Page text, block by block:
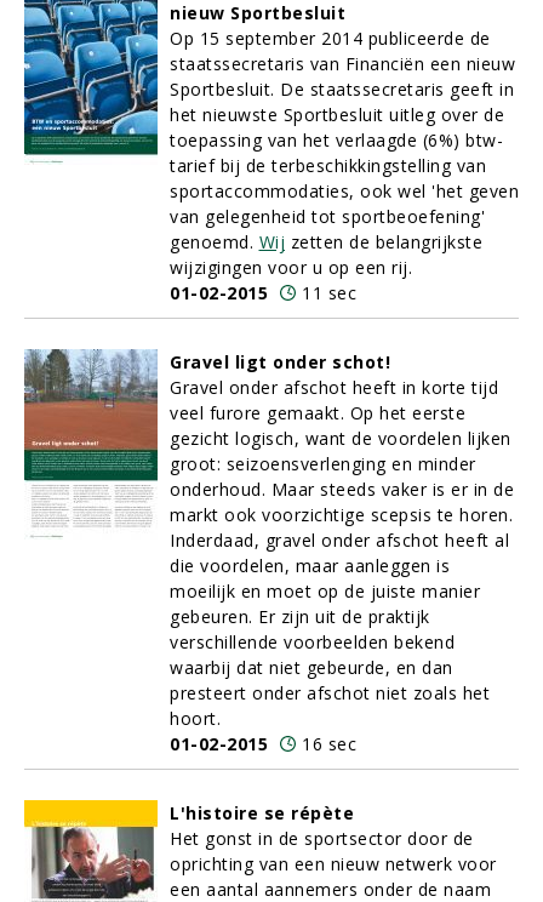
nieuw Sportbesluit
Op 15 september 2014 publiceerde de
staatssecretaris van Financiën een nieuw
Sportbesluit. De staatssecretaris geeft in
het nieuwste Sportbesluit uitleg over de
toepassing van het verlaagde (6%) btw-
tarief bij de terbeschikkingstelling van
sportaccommodaties, ook wel 'het geven
van gelegenheid tot sportbeoefening'
genoemd. Wij zetten de belangrijkste
wijzigingen voor u op een rij.
01-02-2015
11 sec
Gravel ligt onder schot!
Gravel onder afschot heeft in korte tijd
veel furore gemaakt. Op het eerste
gezicht logisch, want de voordelen lijken
groot: seizoensverlenging en minder
onderhoud. Maar steeds vaker is er in de
markt ook voorzichtige scepsis te horen.
Inderdaad, gravel onder afschot heeft al
die voordelen, maar aanleggen is
moeilijk en moet op de juiste manier
gebeuren. Er zijn uit de praktijk
verschillende voorbeelden bekend
waarbij dat niet gebeurde, en dan
presteert onder afschot niet zoals het
hoort.
01-02-2015
16 sec
L'histoire se répète
Het gonst in de sportsector door de
oprichting van een nieuw netwerk voor
een aantal aannemers onder de naam